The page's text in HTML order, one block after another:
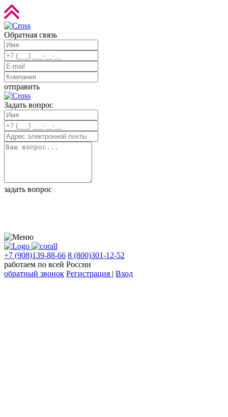
Обратная связь
отправить
Задать вопрос
задать вопрос
+7 (908)139-88-66 8 (800)301-12-52
работаем по всей России
обратный звонок Регистрация | Вход